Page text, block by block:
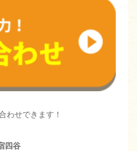
わせできます！
四谷